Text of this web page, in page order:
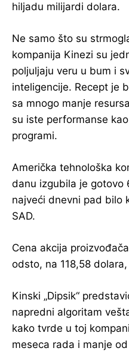
hiljadu milijardi dolara.
Ne samo što su
kompanija Kinezi su
poljuljaju veru u bum i
inteligencije. Recept je
sa mnogo manje
su iste performanse
programi.
Američka tehnološka
danu izgubila je gotovo
najveći dnevni pad bilo
SAD.
Cena akcija
odsto, na 118,58
Kinski „Dipsik“
napredni algoritam
kako tvrde u toj
meseca rada i manje